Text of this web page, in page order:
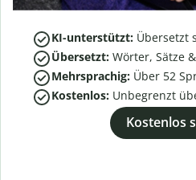
KI-unterstützt: Übersetzt
Übersetzt: Wörter, Sätze
Mehrsprachig: Über 52
Kostenlos: Unbegrenzt
Kostenlos